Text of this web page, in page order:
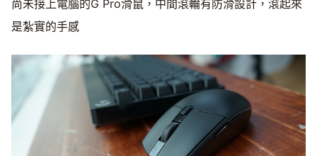
尚未接上電腦的G Pro滑鼠，中間滾輪有防滑設計，滾起來
是紮實的手感